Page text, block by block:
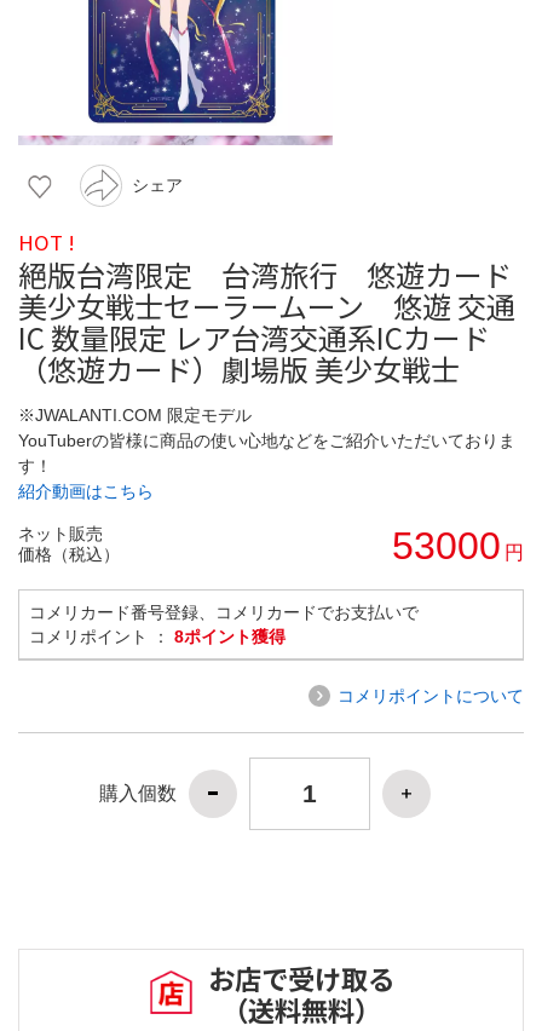
シェア
HOT !
絕版台湾限定 台湾旅行 悠遊カード
美少女戦士セーラームーン 悠遊 交通
IC 数量限定 レア台湾交通系ICカード
（悠遊カード）劇場版 美少女戦士
※JWALANTI.COM 限定モデル
YouTuberの皆様に商品の使い心地などをご紹介いただいておりま
す！
紹介動画はこちら
ネット販売
価格（税込）
53000 円
コメリカード番号登録、コメリカードでお支払いで
コメリポイント ： 8ポイント獲得
コメリポイントについて
購入個数
お店で受け取る
（送料無料）